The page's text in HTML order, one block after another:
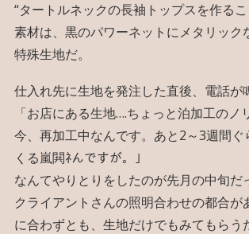
“タートルネックの長袖トップスを作るこ
素材は、黒のパワーネットにメタリック
特殊生地だ。
仕入れ先に生地を発注した直後、電話が
「お店にある生地….ちょっと泊加工のノ
今、再加工中なんです。あと2～3週間ぐ
くる嵐閧ﾈんですが。」
なんてやりとりをしたのが先月の中旬だ
クライアントさんの照明合わせの都合が
に合わずとも、生地だけでもみてもらう